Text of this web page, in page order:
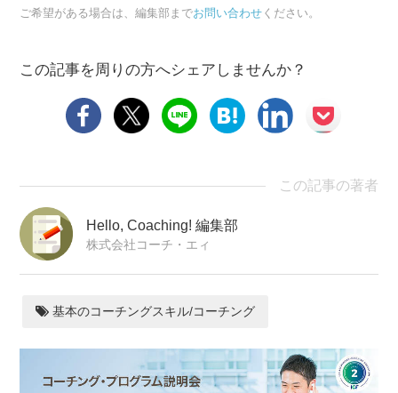
ご希望がある場合は、編集部までお問い合わせ ください。
この記事を周りの方へシェアしませんか？
この記事の著者
Hello, Coaching! 編集部
株式会社コーチ・エィ
基本のコーチングスキル/コーチング